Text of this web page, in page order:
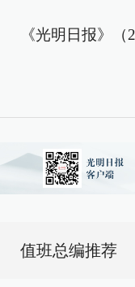
《光明日报》（
值班总编推荐